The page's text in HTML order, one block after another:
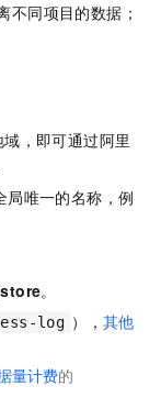
不同项目的数据；
，即可通过阿里
局唯一的名称，例
。
log ），其他
量计费的